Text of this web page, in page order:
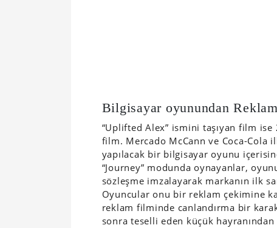
Bilgisayar oyunundan
“Uplifted Alex” ismini taşıyan film
film. Mercado McCann ve Coca-Cola
yapılacak bir bilgisayar oyunu
“Journey” modunda oynayanlar,
sözleşme imzalayarak markanın ilk
Oyuncular onu bir reklam çekimine
reklam filminde canlandırma bir
sonra teselli eden küçük hayranından